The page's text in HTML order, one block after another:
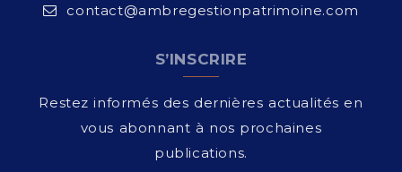
contact@ambregestionpatrimoine.com
S’INSCRIRE
Restez informés des dernières actualités en
vous abonnant à nos prochaines
publications.